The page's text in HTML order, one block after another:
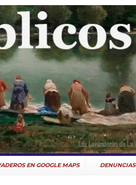
EN GOOGLE MAPS DENUNCIAS